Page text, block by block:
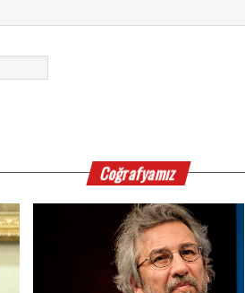
Coğrafyamız